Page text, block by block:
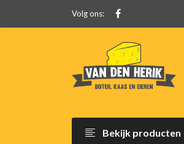
Volg ons:
Bekijk producten